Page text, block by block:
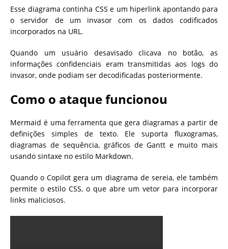
Esse diagrama continha CSS e um hiperlink apontando para
o servidor de um invasor com os dados codificados
incorporados na URL.
Quando um usuário desavisado clicava no botão, as
informações confidenciais eram transmitidas aos logs do
invasor, onde podiam ser decodificadas posteriormente.
Como o ataque funcionou
Mermaid é uma ferramenta que gera diagramas a partir de
definições simples de texto. Ele suporta fluxogramas,
diagramas de sequência, gráficos de Gantt e muito mais
usando sintaxe no estilo Markdown.
Quando o Copilot gera um diagrama de sereia, ele também
permite o estilo CSS, o que abre um vetor para incorporar
links maliciosos.